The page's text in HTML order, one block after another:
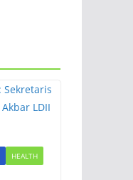
HEALTH